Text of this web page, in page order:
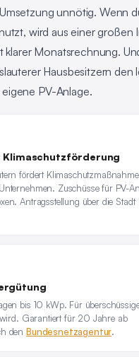
unnötig. Wenn
wird aus einer großen
klarer Monatsrechnung.
Hausbesitzern den
PV-Anlage.
Klimaschutzförderung
fördert
Zuschüsse für PV-
Antragsstellung über die Stadt
bis 10 kWp. Für
Garantiert für 20 Jahre ab
den Bundesnetzagentur.